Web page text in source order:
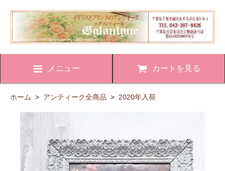
メニュー カートを見る
ホーム > アンティーク全商品 > 2020年入荷